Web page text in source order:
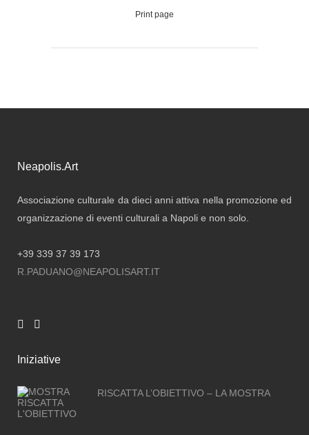
Print page
Neapolis.Art
Associazione culturale da dieci anni attiva nella promozione ed
organizzazione di eventi culturali a Napoli e non solo.
+39 339 37 39 173
R.PADUANO@NEAPOLISART.IT
Iniziative
RISCATTA L’OBIETTIVO – LA MOSTRA